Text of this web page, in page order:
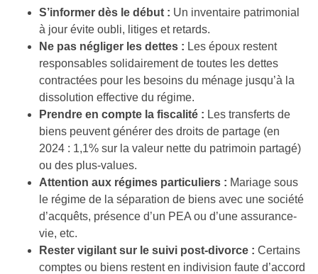
S’informer dès le début : Un inventaire patrimonial
à jour évite oubli, litiges et retards.
Ne pas négliger les dettes : Les époux restent
responsables solidairement de toutes les dettes
contractées pour les besoins du ménage jusqu’à la
dissolution effective du régime.
Prendre en compte la fiscalité : Les transferts de
biens peuvent générer des droits de partage (en
2024 : 1,1% sur la valeur nette du patrimoin partagé)
ou des plus-values.
Attention aux régimes particuliers : Mariage sous
le régime de la séparation de biens avec une société
d’acquêts, présence d’un PEA ou d’une assurance-
vie, etc.
Rester vigilant sur le suivi post-divorce : Certains
comptes ou biens restent en indivision faute d’accord